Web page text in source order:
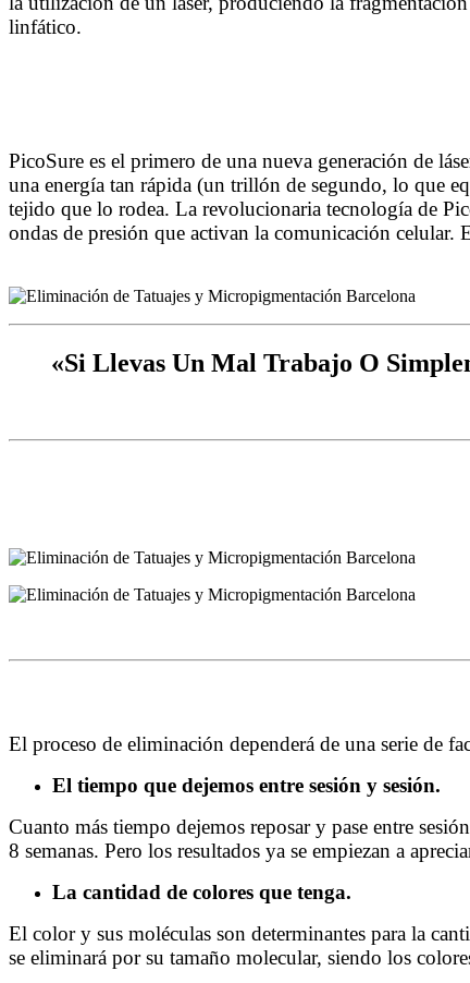
linfático.
PicoSure es el primero de una nueva generación de
una energía tan rápida (un trillón de segundo, lo que
tejido que lo rodea. La revolucionaria tecnología de
ondas de presión que activan la comunicación celular.
«Si Llevas Un Mal Trabajo O
El proceso de eliminación dependerá de una serie de
El tiempo que dejemos entre sesión y sesión.
Cuanto más tiempo dejemos reposar y pase entre
8 semanas. Pero los resultados ya se empiezan a
La cantidad de colores que tenga.
El color y sus moléculas son determinantes para la
se eliminará por su tamaño molecular, siendo los